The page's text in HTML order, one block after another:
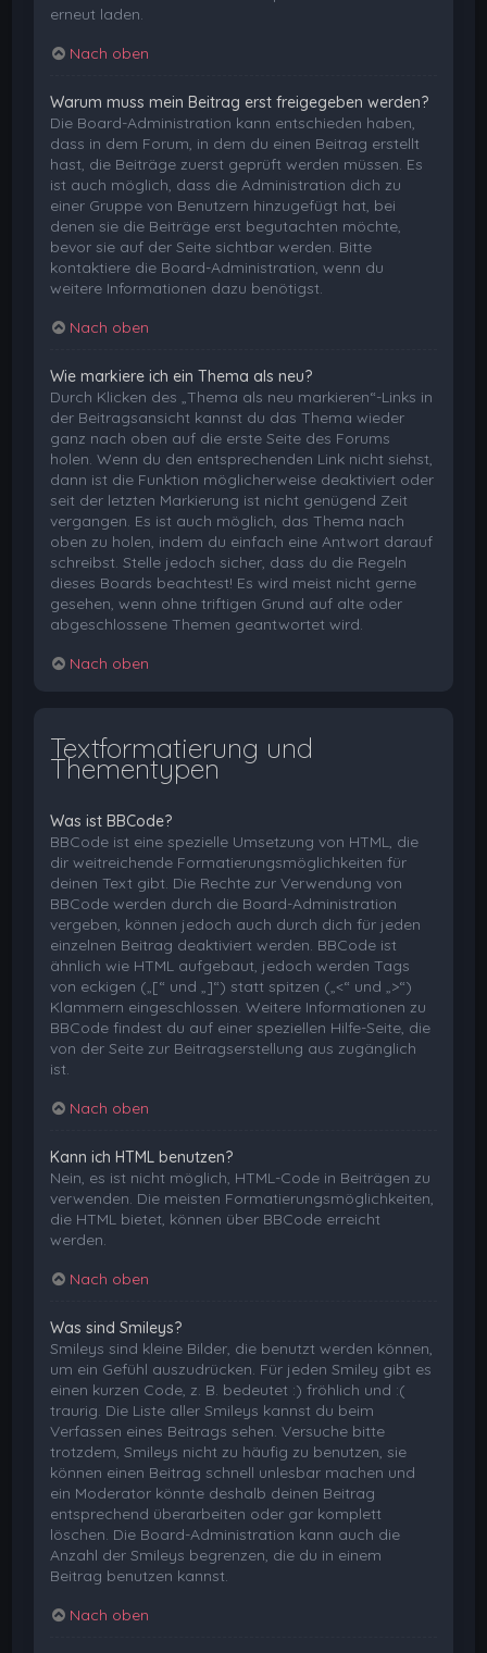
erneut laden.
Nach oben
Warum muss mein Beitrag erst freigegeben werden?
Die Board-Administration kann entschieden haben,
dass in dem Forum, in dem du einen Beitrag erstellt
hast, die Beiträge zuerst geprüft werden müssen. Es
ist auch möglich, dass die Administration dich zu
einer Gruppe von Benutzern hinzugefügt hat, bei
denen sie die Beiträge erst begutachten möchte,
bevor sie auf der Seite sichtbar werden. Bitte
kontaktiere die Board-Administration, wenn du
weitere Informationen dazu benötigst.
Nach oben
Wie markiere ich ein Thema als neu?
Durch Klicken des „Thema als neu markieren“-Links in
der Beitragsansicht kannst du das Thema wieder
ganz nach oben auf die erste Seite des Forums
holen. Wenn du den entsprechenden Link nicht siehst,
dann ist die Funktion möglicherweise deaktiviert oder
seit der letzten Markierung ist nicht genügend Zeit
vergangen. Es ist auch möglich, das Thema nach
oben zu holen, indem du einfach eine Antwort darauf
schreibst. Stelle jedoch sicher, dass du die Regeln
dieses Boards beachtest! Es wird meist nicht gerne
gesehen, wenn ohne triftigen Grund auf alte oder
abgeschlossene Themen geantwortet wird.
Nach oben
Textformatierung und
Thementypen
Was ist BBCode?
BBCode ist eine spezielle Umsetzung von HTML, die
dir weitreichende Formatierungsmöglichkeiten für
deinen Text gibt. Die Rechte zur Verwendung von
BBCode werden durch die Board-Administration
vergeben, können jedoch auch durch dich für jeden
einzelnen Beitrag deaktiviert werden. BBCode ist
ähnlich wie HTML aufgebaut, jedoch werden Tags
von eckigen („[“ und „]“) statt spitzen („<“ und „>“)
Klammern eingeschlossen. Weitere Informationen zu
BBCode findest du auf einer speziellen Hilfe-Seite, die
von der Seite zur Beitragserstellung aus zugänglich
ist.
Nach oben
Kann ich HTML benutzen?
Nein, es ist nicht möglich, HTML-Code in Beiträgen zu
verwenden. Die meisten Formatierungsmöglichkeiten,
die HTML bietet, können über BBCode erreicht
werden.
Nach oben
Was sind Smileys?
Smileys sind kleine Bilder, die benutzt werden können,
um ein Gefühl auszudrücken. Für jeden Smiley gibt es
einen kurzen Code, z. B. bedeutet :) fröhlich und :(
traurig. Die Liste aller Smileys kannst du beim
Verfassen eines Beitrags sehen. Versuche bitte
trotzdem, Smileys nicht zu häufig zu benutzen, sie
können einen Beitrag schnell unlesbar machen und
ein Moderator könnte deshalb deinen Beitrag
entsprechend überarbeiten oder gar komplett
löschen. Die Board-Administration kann auch die
Anzahl der Smileys begrenzen, die du in einem
Beitrag benutzen kannst.
Nach oben